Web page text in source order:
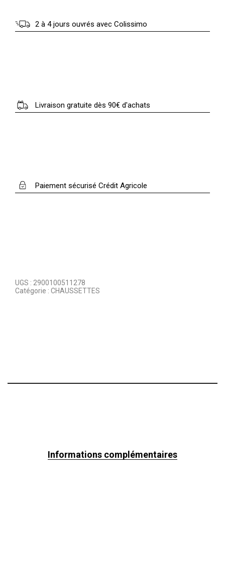
2 à 4 jours ouvrés avec Colissimo
Livraison gratuite dès 90€ d'achats
Paiement sécurisé Crédit Agricole
UGS : 2900100511278
Catégorie : CHAUSSETTES
Informations complémentaires